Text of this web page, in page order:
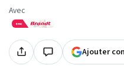
Avec
Ajouter